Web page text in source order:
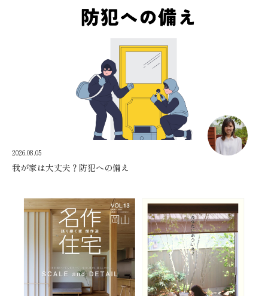
2026.08.05
我が家は大丈夫？防犯への備え